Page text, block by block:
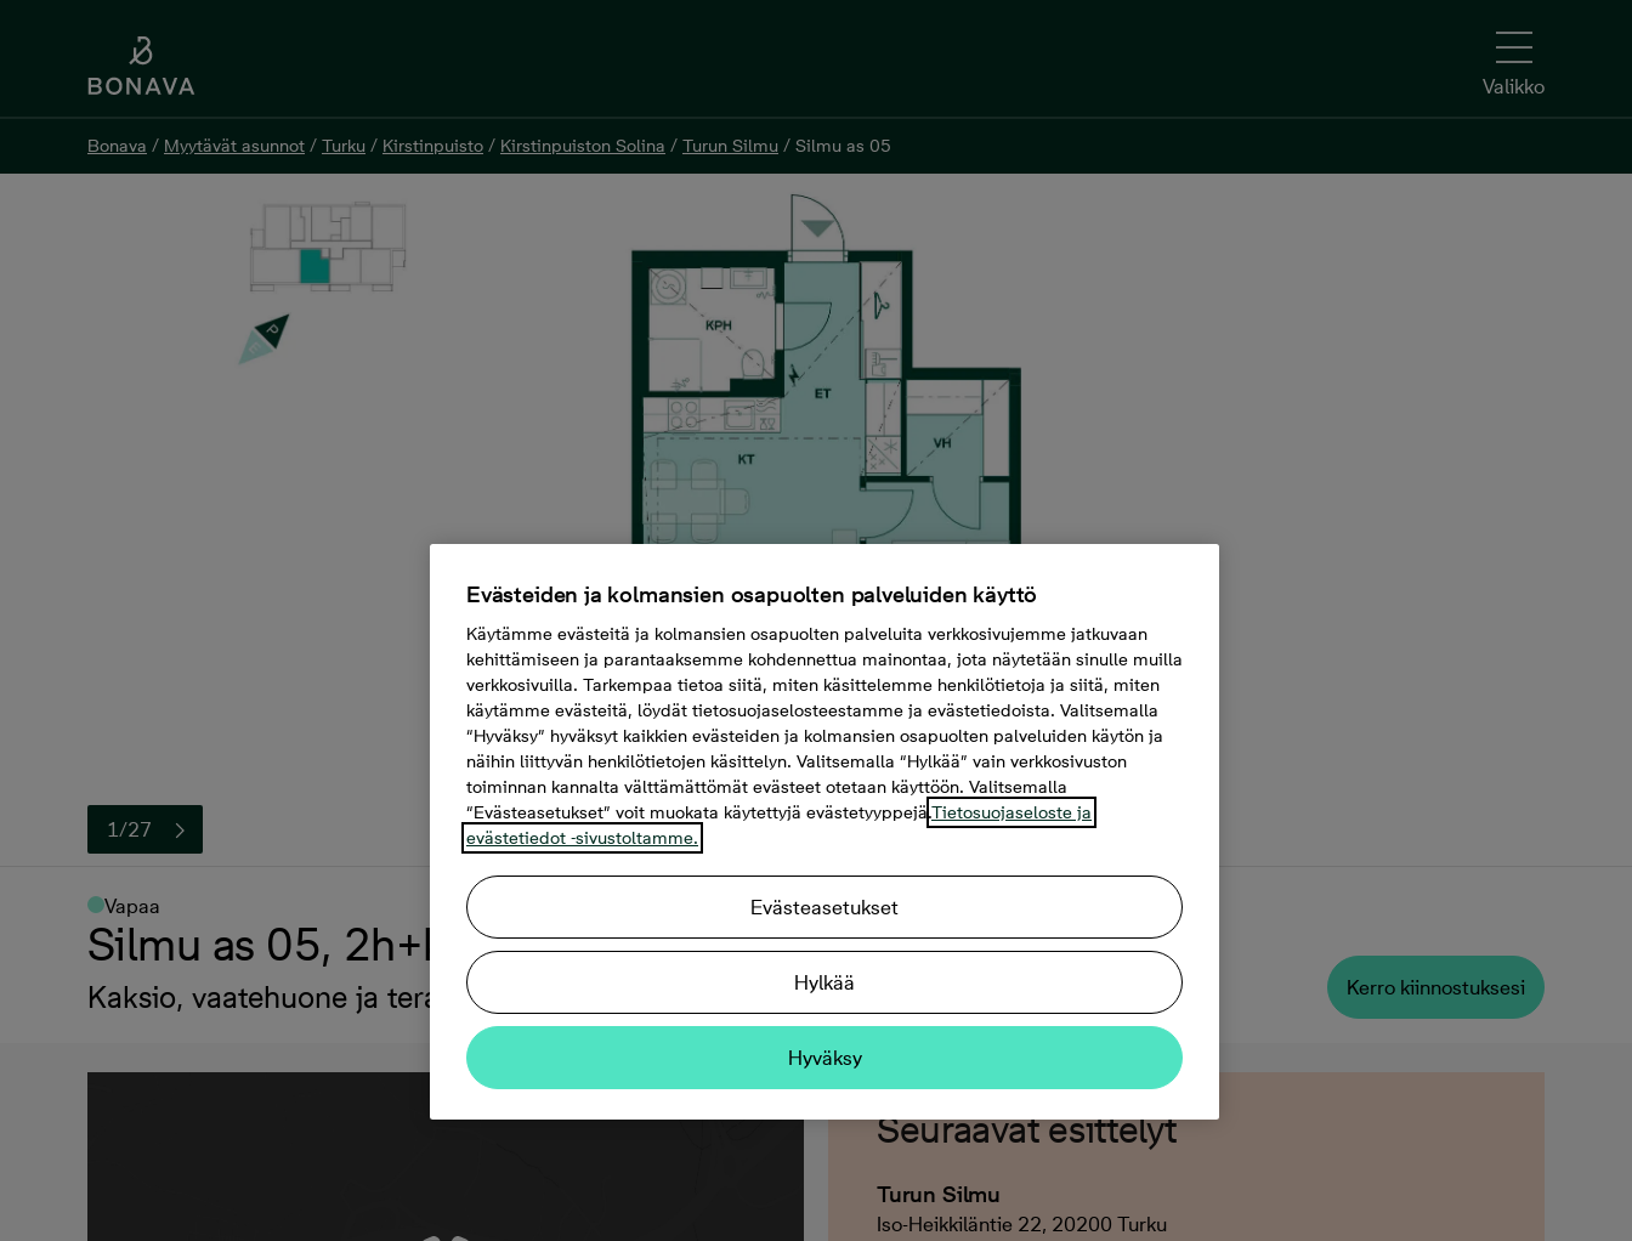
Valikko
Bonava / Myytävät asunnot / Turku / Kirstinpuisto / Kirstinpuiston Solina / Turun Silmu / Silmu as 05
1/27
Vapaa
Silmu as 05, 2h+kt, 42 m²
Kaksio, vaatehuone ja terassi Kerro kiinnostuksesi
Bonava / Myytävät asunnot / Turku / Kirstinpuisto / Kirstinpuiston Solina / Turun Silmu / Silmu as 05
Silmu as 05, 2h+kt, 42 m²
Heikintasku 6 as 5, 20200 Turku
Seuraavat esittelyt
Turun Silmu
Iso-Heikkiläntie 22, 20200 Turku
Evästeiden ja kolmansien osapuolten palveluiden käyttö
Käytämme evästeitä ja kolmansien osapuolten palveluita verkkosivujemme jatkuvaan
kehittämiseen ja parantaaksemme kohdennettua mainontaa, jota näytetään sinulle muilla
verkkosivuilla. Tarkempaa tietoa siitä, miten käsittelemme henkilötietoja ja siitä, miten
käytämme evästeitä, löydät tietosuojaselosteestamme ja evästetiedoista. Valitsemalla
“Hyväksy” hyväksyt kaikkien evästeiden ja kolmansien osapuolten palveluiden käytön ja
näihin liittyvän henkilötietojen käsittelyn. Valitsemalla “Hylkää” vain verkkosivuston
toiminnan kannalta välttämättömät evästeet otetaan käyttöön. Valitsemalla
“Evästeasetukset” voit muokata käytettyjä evästetyyppejä.Tietosuojaseloste ja
evästetiedot -sivustoltamme.
Evästeasetukset
Hylkää
Hyväksy